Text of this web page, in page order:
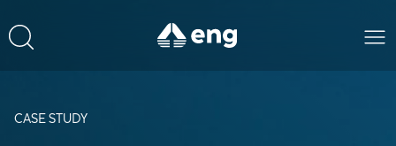
CASE STUDY